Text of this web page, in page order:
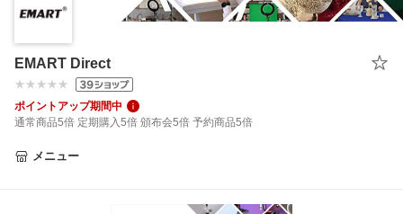
EMART Direct
ポイントアップ期間中
通常商品5倍 定期購入5倍 頒布会5倍 予約商品5倍
メニュー